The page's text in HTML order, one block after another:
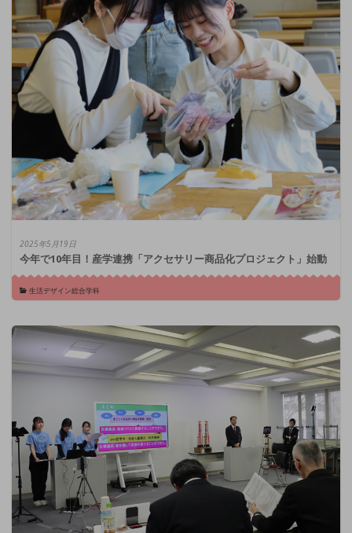
2025年5月19日
今年で10年目！産学連携「アクセサリー商品化プロジェクト」始動
生活デザイン総合学科